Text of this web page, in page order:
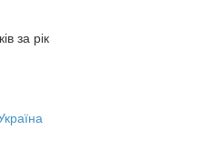
за рік